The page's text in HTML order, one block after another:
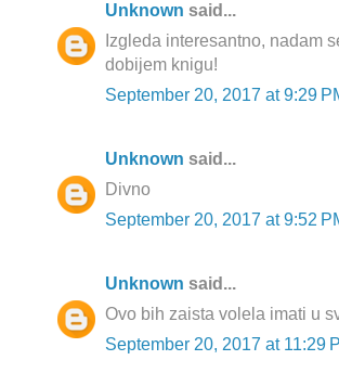
Unknown said...
Izgleda interesantno, nadam
dobijem knigu!
September 20, 2017 at 9:29
Unknown said...
Divno
September 20, 2017 at 9:52
Unknown said...
Ovo bih zaista volela imati u
September 20, 2017 at 11:29